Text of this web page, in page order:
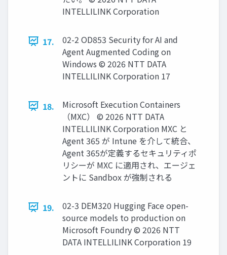
INTELLILINK Corporation
17.
02-2 OD853 Security for AI and
Agent Augmented Coding on
Windows © 2026 NTT DATA
INTELLILINK Corporation 17
18.
Microsoft Execution Containers
（MXC） © 2026 NTT DATA
INTELLILINK Corporation MXC と
Agent 365 が Intune を介して統合、
Agent 365が定義するセキュリティポ
リシーが MXC に適用され、エージェ
ントに Sandbox が強制される
19.
02-3 DEM320 Hugging Face open-
source models to production on
Microsoft Foundry © 2026 NTT
DATA INTELLILINK Corporation 19